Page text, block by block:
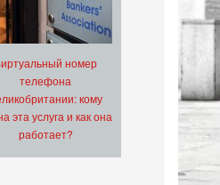
номер
телефона
кому
эта услуга и как она
работает?